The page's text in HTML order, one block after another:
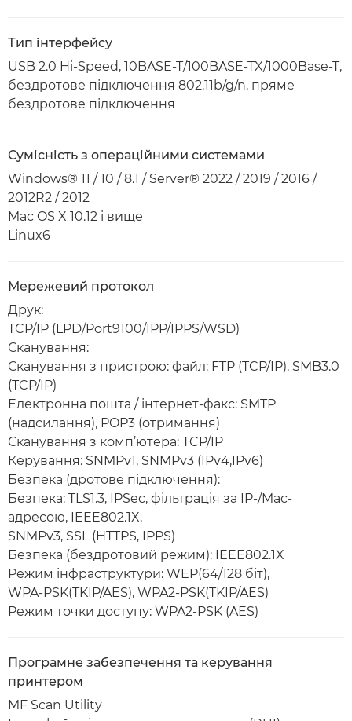
Тип інтерфейсу
USB 2.0 Hi-Speed, 10BASE-T/100BASE-TX/1000Base-T,
бездротове підключення 802.11b/g/n, пряме
бездротове підключення
Сумісність з операційними системами
Windows® 11 / 10 / 8.1 / Server® 2022 / 2019 / 2016 /
2012R2 / 2012
Mac OS X 10.12 і вище
Linux6
Мережевий протокол
Друк:
TCP/IP (LPD/Port9100/IPP/IPPS/WSD)
Сканування:
Сканування з пристрою: файл: FTP (TCP/IP), SMB3.0
(TCP/IP)
Електронна пошта / інтернет-факс: SMTP
(надсилання), POP3 (отримання)
Сканування з комп’ютера: TCP/IP
Керування: SNMPv1, SNMPv3 (IPv4,IPv6)
Безпека (дротове підключення):
Безпека: TLS1.3, IPSec, фільтрація за IP-/Mac-
адресою, IEEE802.1X,
SNMPv3, SSL (HTTPS, IPPS)
Безпека (бездротовий режим): IEEE802.1X
Режим інфраструктури: WEP(64/128 біт),
WPA-PSK(TKIP/AES), WPA2-PSK(TKIP/AES)
Режим точки доступу: WPA2-PSK (AES)
Програмне забезпечення та керування
принтером
MF Scan Utility